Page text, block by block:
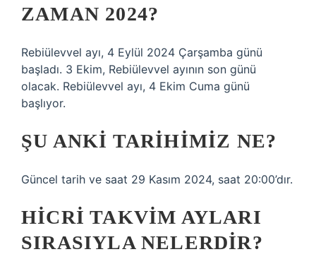
ZAMAN 2024?
Rebiülevvel ayı, 4 Eylül 2024 Çarşamba günü
başladı. 3 Ekim, Rebiülevvel ayının son günü
olacak. Rebiülevvel ayı, 4 Ekim Cuma günü
başlıyor.
ŞU ANKI TARIHIMIZ NE?
Güncel tarih ve saat 29 Kasım 2024, saat 20:00’dır.
HICRI TAKVIM AYLARI
SIRASIYLA NELERDIR?